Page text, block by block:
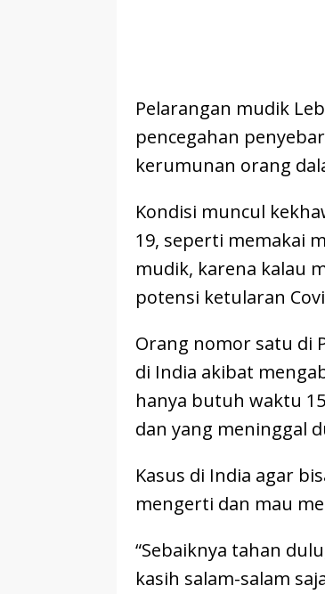
Pelarangan mudik
pencegahan
kerumunan orang
Kondisi muncul
19, seperti memakai
mudik, karena kalau
potensi ketularan
Orang nomor satu di
di India akibat
hanya butuh waktu
dan yang meninggal
Kasus di India agar
mengerti dan mau
“Sebaiknya tahan
kasih salam-salam